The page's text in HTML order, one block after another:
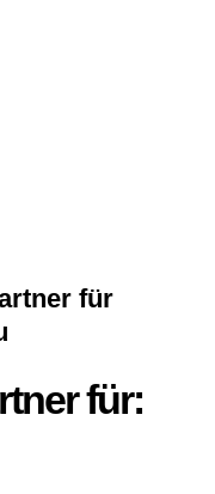
für
für: